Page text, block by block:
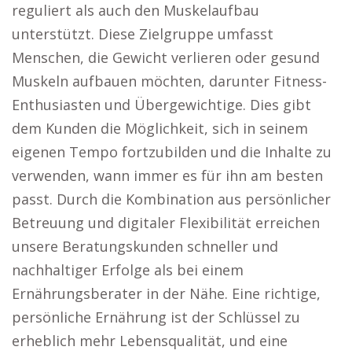
reguliert als auch den Muskelaufbau
unterstützt. Diese Zielgruppe umfasst
Menschen, die Gewicht verlieren oder gesund
Muskeln aufbauen möchten, darunter Fitness-
Enthusiasten und Übergewichtige. Dies gibt
dem Kunden die Möglichkeit, sich in seinem
eigenen Tempo fortzubilden und die Inhalte zu
verwenden, wann immer es für ihn am besten
passt. Durch die Kombination aus persönlicher
Betreuung und digitaler Flexibilität erreichen
unsere Beratungskunden schneller und
nachhaltiger Erfolge als bei einem
Ernährungsberater in der Nähe. Eine richtige,
persönliche Ernährung ist der Schlüssel zu
erheblich mehr Lebensqualität, und eine